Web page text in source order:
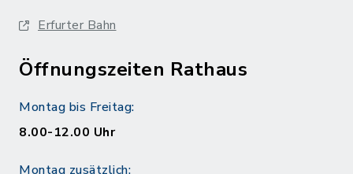
Erfurter Bahn
Öffnungszeiten Rathaus
Montag bis Freitag:
8.00-12.00 Uhr
Montag zusätzlich: